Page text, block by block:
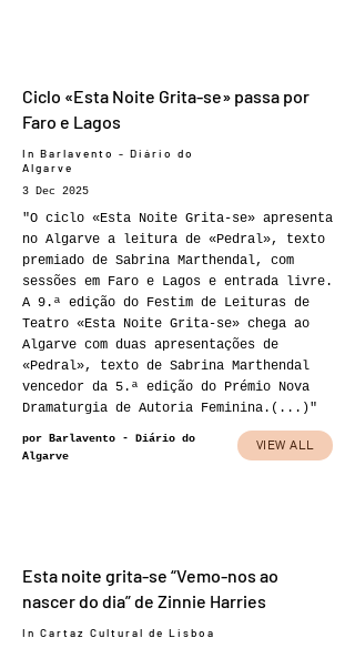
Ciclo «Esta Noite Grita-se» passa por
Faro e Lagos
In Barlavento - Diário do
Algarve
3 Dec 2025
"O ciclo «Esta Noite Grita-se» apresenta
no Algarve a leitura de «Pedral», texto
premiado de Sabrina Marthendal, com
sessões em Faro e Lagos e entrada livre.
A 9.ª edição do Festim de Leituras de
Teatro «Esta Noite Grita-se» chega ao
Algarve com duas apresentações de
«Pedral», texto de Sabrina Marthendal
vencedor da 5.ª edição do Prémio Nova
Dramaturgia de Autoria Feminina.(...)"
por Barlavento - Diário do
Algarve
VIEW ALL
Esta noite grita-se “Vemo-nos ao
nascer do dia” de Zinnie Harries
In Cartaz Cultural de Lisboa